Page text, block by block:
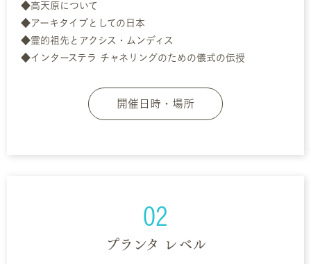
◆高天原について
◆アーキタイプとしての日本
◆霊的祖先とアクシス・ムンディス
◆インターステラ チャネリングのための儀式の伝授
開催日時・場所
02
プランタ レベル